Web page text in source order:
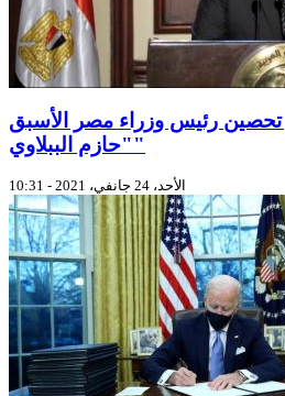
تحصين رئيس وزراء مصر الأسبق
"حازم الببلاوي"
الأحد، 24 جانفي، 2021 - 10:31